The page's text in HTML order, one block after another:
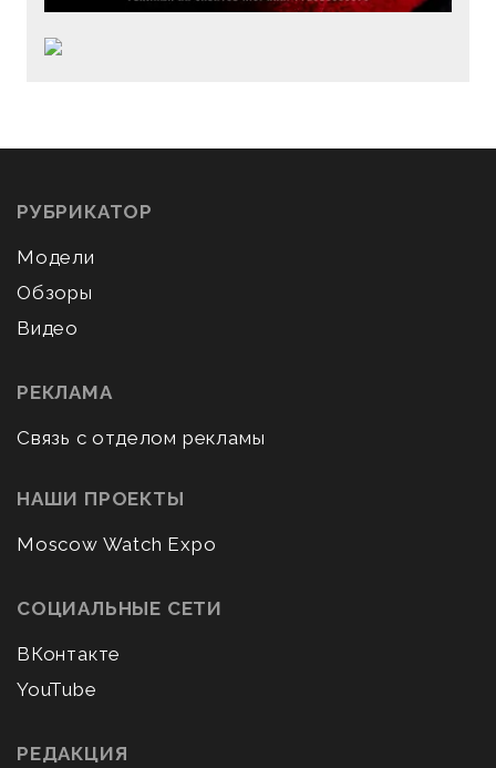
РУБРИКАТОР
Модели
Обзоры
Видео
РЕКЛАМА
Связь с отделом рекламы
НАШИ ПРОЕКТЫ
Moscow Watch Expo
СОЦИАЛЬНЫЕ СЕТИ
ВКонтакте
YouTube
РЕДАКЦИЯ